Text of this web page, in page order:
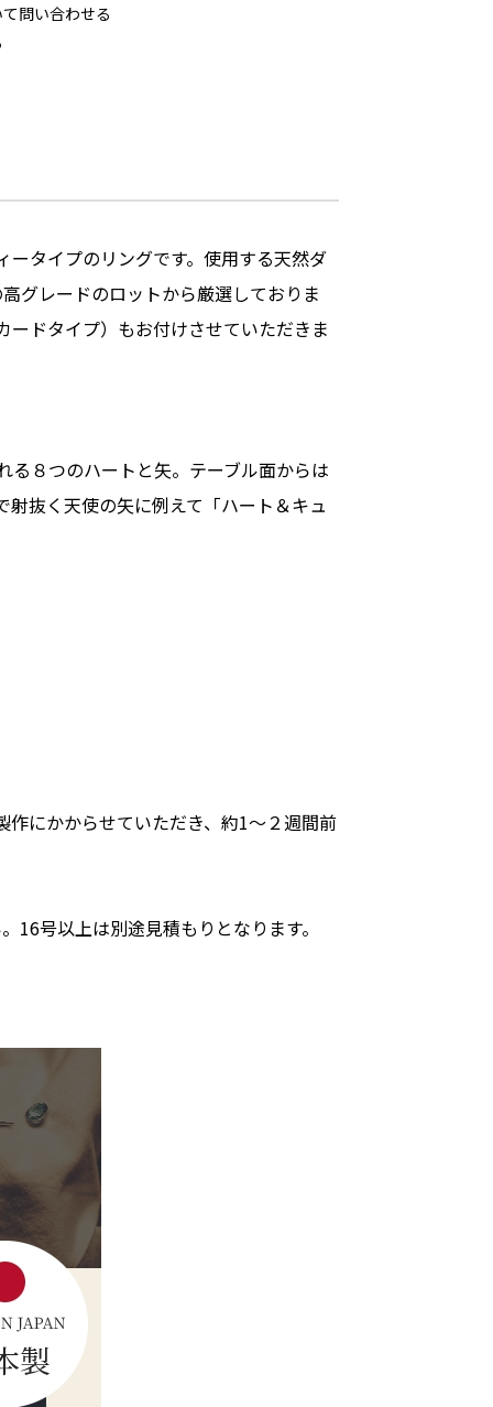
問い合わせる
タイプのリングです。使用する天然ダ
グレードのロットから厳選しておりま
ドタイプ）もお付けさせていただきま
８つのハートと矢。テーブル面からは
抜く天使の矢に例えて「ハート＆キュ
にかからせていただき、約1～２週間前
号以上は別途見積もりとなります。